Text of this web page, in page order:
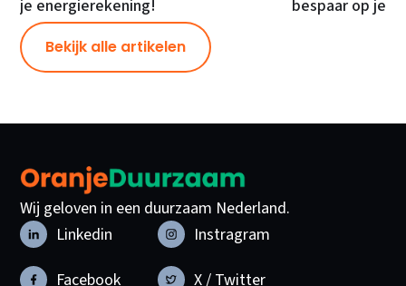
je energierekening!
bespaar op je
Bekijk alle artikelen
Wij geloven in een duurzaam Nederland.
Linkedin
Instragram
Facebook
X / Twitter